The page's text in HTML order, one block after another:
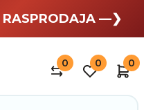
odmor —❯
RASPRODAJA —❯
0 0 0